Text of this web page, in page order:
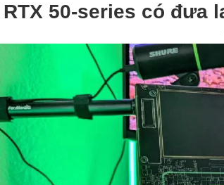
RTX 50-series có đưa